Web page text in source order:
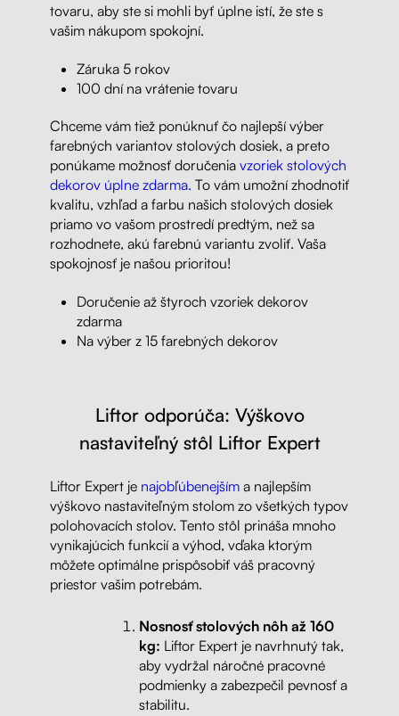
tovaru, aby ste si mohli byť úplne istí, že ste s
vašim nákupom spokojní.
Záruka 5 rokov
100 dní na vrátenie tovaru
Chceme vám tiež ponúknuť čo najlepší výber
farebných variantov stolových dosiek, a preto
ponúkame možnosť doručenia vzoriek stolových
dekorov úplne zdarma. To vám umožní zhodnotiť
kvalitu, vzhľad a farbu našich stolových dosiek
priamo vo vašom prostredí predtým, než sa
rozhodnete, akú farebnú variantu zvoliť. Vaša
spokojnosť je našou prioritou!
Doručenie až štyroch vzoriek dekorov
zdarma
Na výber z 15 farebných dekorov
Liftor odporúča: Výškovo
nastaviteľný stôl Liftor Expert
Liftor Expert je najobľúbenejším a najlepším
výškovo nastaviteľným stolom zo všetkých typov
polohovacích stolov. Tento stôl prináša mnoho
vynikajúcich funkcií a výhod, vďaka ktorým
môžete optimálne prispôsobiť váš pracovný
priestor vašim potrebám.
Nosnosť stolových nôh až 160
kg: Liftor Expert je navrhnutý tak,
aby vydržal náročné pracovné
podmienky a zabezpečil pevnosť a
stabilitu.